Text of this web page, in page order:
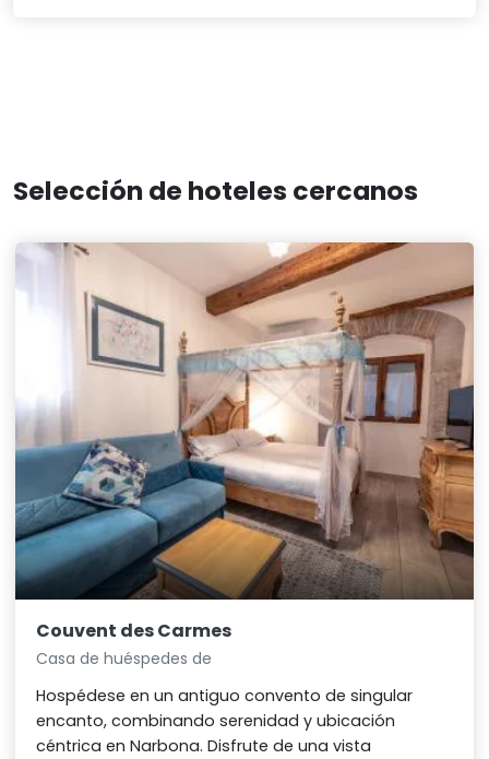
Selección de hoteles cercanos
Couvent des Carmes
Casa de huéspedes de
Hospédese en un antiguo convento de singular
encanto, combinando serenidad y ubicación
céntrica en Narbona. Disfrute de una vista